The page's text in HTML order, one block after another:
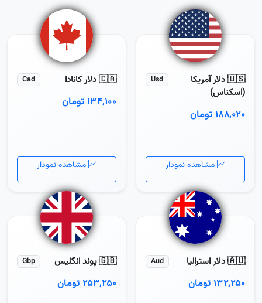
🇺🇸 دلار آمریکا
(اسکناس)
Usd
۱۸۸,۰۲۰ تومان
مشاهده نمودار
🇨🇦 دلار کانادا Cad
۱۳۴,۱۰۰ تومان
مشاهده نمودار
🇦🇺 دلار استرالیا Aud
۱۳۲,۲۵۰ تومان
🇬🇧 پوند انگلیس Gbp
۲۵۳,۲۵۰ تومان